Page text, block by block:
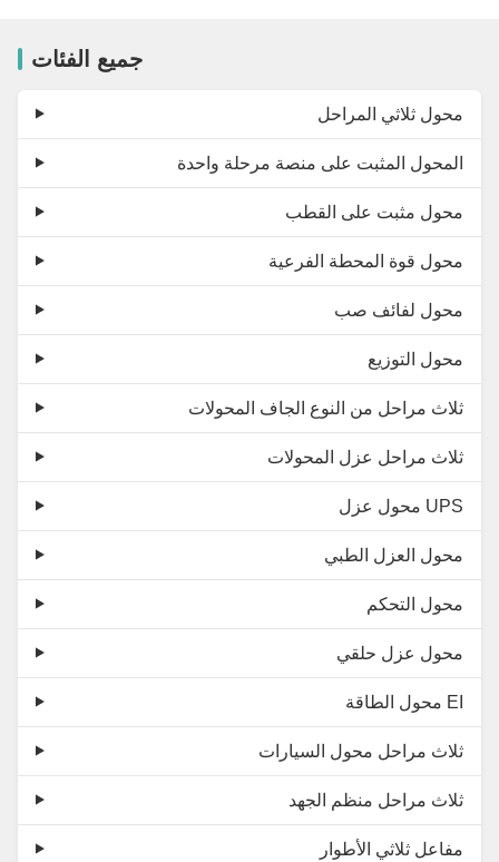
جميع الفئات
محول ثلاثي المراحل
المحول المثبت على منصة مرحلة واحدة
محول مثبت على القطب
محول قوة المحطة الفرعية
محول لفائف صب
محول التوزيع
ثلاث مراحل من النوع الجاف المحولات
ثلاث مراحل عزل المحولات
محول عزل UPS
محول العزل الطبي
محول التحكم
محول عزل حلقي
محول الطاقة EI
ثلاث مراحل محول السيارات
ثلاث مراحل منظم الجهد
مفاعل ثلاثي الأطوار